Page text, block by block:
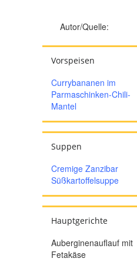
Autor/Quelle:
Vorspeisen
Currybananen im
Parmaschinken-Chili-
Mantel
Suppen
Cremige Zanzibar
Süßkartoffelsuppe
Hauptgerichte
Auberginenauflauf mit
Fetakäse